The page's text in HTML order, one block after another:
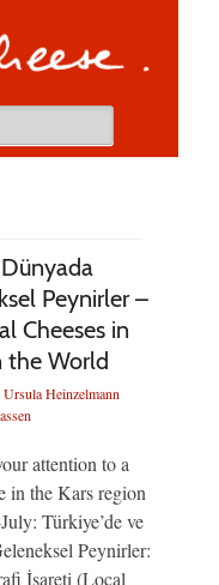
Dünyada
Peynirler –
Cheeses in
the World
Ursula Heinzelmann
attention to a
in the Kars region
Türkiye’de ve
Peynirler:
İşareti (Local